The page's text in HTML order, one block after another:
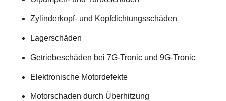
Zylinderkopf- und Kopfdichtungsschäden
Lagerschäden
Getriebeschäden bei 7G-Tronic und 9G-Tronic
Elektronische Motordefekte
Motorschaden durch Überhitzung